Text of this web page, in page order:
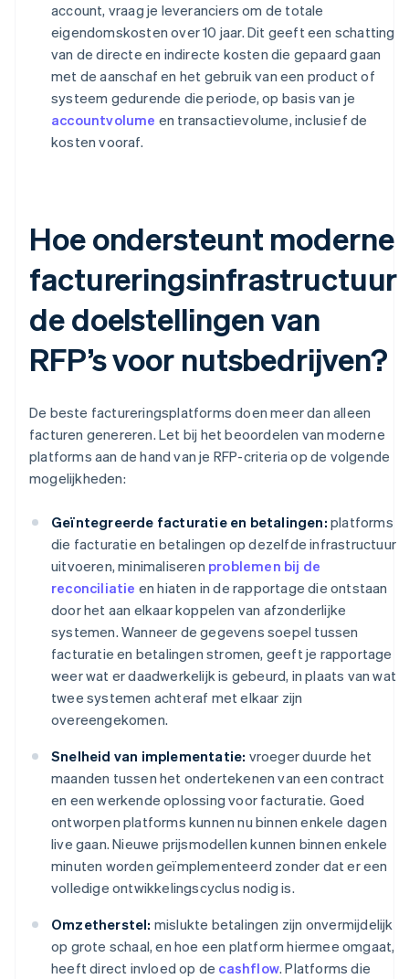
account, vraag je leveranciers om de totale
eigendomskosten over 10 jaar. Dit geeft een schatting
van de directe en indirecte kosten die gepaard gaan
met de aanschaf en het gebruik van een product of
systeem gedurende die periode, op basis van je
accountvolume en transactievolume, inclusief de
kosten vooraf.
Hoe ondersteunt moderne
factureringsinfrastructuur
de doelstellingen van
RFP’s voor nutsbedrijven?
De beste factureringsplatforms doen meer dan alleen
facturen genereren. Let bij het beoordelen van moderne
platforms aan de hand van je RFP-criteria op de volgende
mogelijkheden:
Geïntegreerde facturatie en betalingen: platforms
die facturatie en betalingen op dezelfde infrastructuur
uitvoeren, minimaliseren problemen bij de
reconciliatie en hiaten in de rapportage die ontstaan
door het aan elkaar koppelen van afzonderlijke
systemen. Wanneer de gegevens soepel tussen
facturatie en betalingen stromen, geeft je rapportage
weer wat er daadwerkelijk is gebeurd, in plaats van wat
twee systemen achteraf met elkaar zijn
overeengekomen.
Snelheid van implementatie: vroeger duurde het
maanden tussen het ondertekenen van een contract
en een werkende oplossing voor facturatie. Goed
ontworpen platforms kunnen nu binnen enkele dagen
live gaan. Nieuwe prijsmodellen kunnen binnen enkele
minuten worden geïmplementeerd zonder dat er een
volledige ontwikkelingscyclus nodig is.
Omzetherstel: mislukte betalingen zijn onvermijdelijk
op grote schaal, en hoe een platform hiermee omgaat,
heeft direct invloed op de cashflow. Platforms die